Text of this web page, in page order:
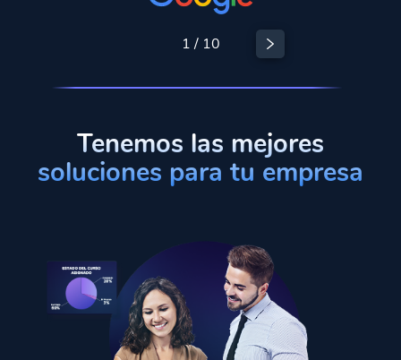
1/ 10
Tenemos las mejores
soluciones para tu empresa